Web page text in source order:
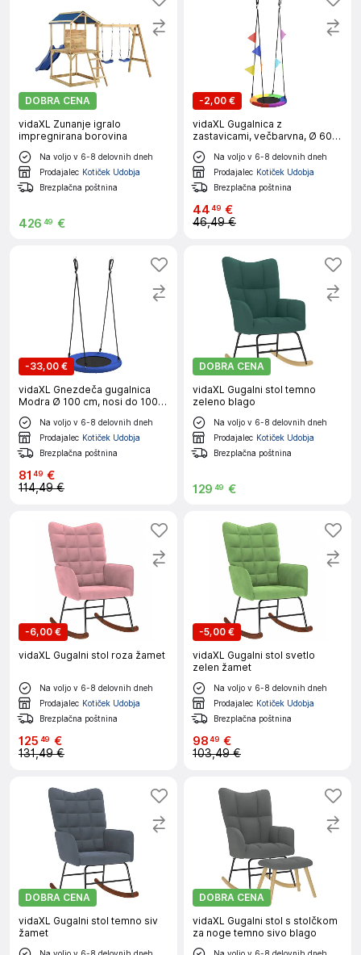
DOBRA CENA
vidaXL Zunanje igralo
impregnirana borovina
Na voljo v 6-8 delovnih dneh
Prodajalec Kotiček Udobja
Brezplačna poštnina
426 49 €
-2,00 €
vidaXL Gugalnica z
zastavicami, večbarvna, Ø 60
cm, do 100 kg, Oxford tkanina
Na voljo v 6-8 delovnih dneh
Prodajalec Kotiček Udobja
Brezplačna poštnina
4449 €
46,49 €
-33,00 €
vidaXL Gnezdeča gugalnica
Modra Ø 100 cm, nosi do 100
kg, Oxford tkanina
Na voljo v 6-8 delovnih dneh
Prodajalec Kotiček Udobja
Brezplačna poštnina
81 49 €
114,49 €
DOBRA CENA
vidaXL Gugalni stol temno
zeleno blago
Na voljo v 6-8 delovnih dneh
Prodajalec Kotiček Udobja
Brezplačna poštnina
129 49 €
-6,00 €
vidaXL Gugalni stol roza žamet
Na voljo v 6-8 delovnih dneh
Prodajalec Kotiček Udobja
Brezplačna poštnina
125 49 €
131,49 €
-5,00 €
vidaXL Gugalni stol svetlo
zelen žamet
Na voljo v 6-8 delovnih dneh
Prodajalec Kotiček Udobja
Brezplačna poštnina
9849 €
103,49 €
DOBRA CENA
vidaXL Gugalni stol temno siv
žamet
Na voljo v 6-8 delovnih dneh
DOBRA CENA
vidaXL Gugalni stol s stolčkom
za noge temno sivo blago
Na voljo v 6-8 delovnih dneh